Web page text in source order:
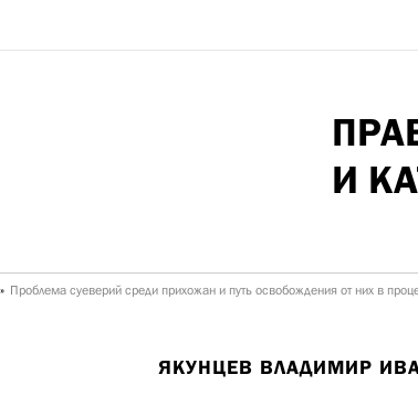
И
Проблема суеверий среди прихожан и путь освобождения от них в
ЯКУНЦЕВ ВЛАДИМИР